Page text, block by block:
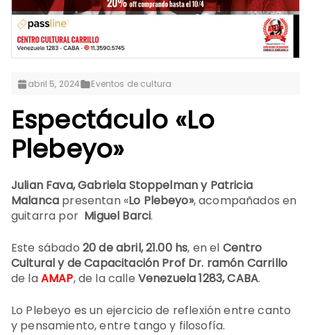
abril 5, 2024 Eventos de cultura
Espectáculo «Lo
Plebeyo»
Julian Fava, Gabriela Stoppelman y Patricia
Malanca presentan «Lo Plebeyo», acompañados en
guitarra por Miguel Barci.
Este sábado 20 de abril, 21.00 hs, en el Centro
Cultural y de Capacitación Prof Dr. ramón Carrillo
de laAMAP, de la calle Venezuela 1283, CABA.
Lo Plebeyo es un ejercicio de reflexión entre canto
y pensamiento, entre tango y filosofía.